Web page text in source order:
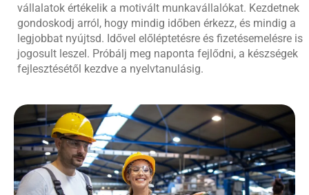
vállalatok értékelik a motivált munkavállalókat. Kezdetnek
gondoskodj arról, hogy mindig időben érkezz, és mindig a
legjobbat nyújtsd. Idővel előléptetésre és fizetésemelésre is
jogosult leszel. Próbálj meg naponta fejlődni, a készségek
fejlesztésétől kezdve a nyelvtanulásig.